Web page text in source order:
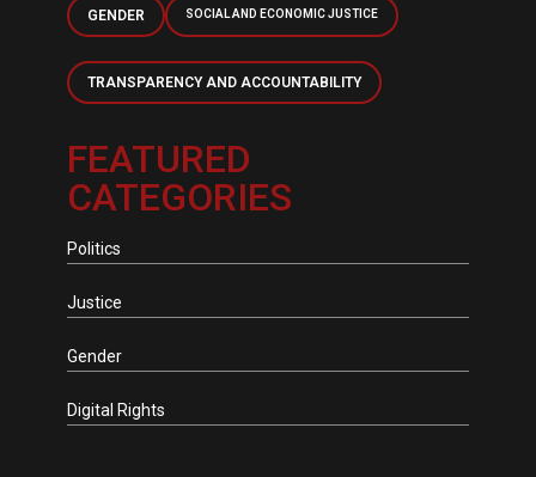
GENDER SOCIAL AND ECONOMIC JUSTICE
TRANSPARENCY AND ACCOUNTABILITY
FEATURED
CATEGORIES
Politics
Justice
Gender
Digital Rights